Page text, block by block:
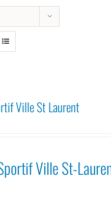
Ville St Laurent
Ville St-